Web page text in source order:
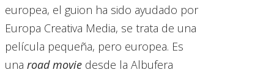
europea, el guion ha sido ayudado por
Europa Creativa Media, se trata de una
película pequeña, pero europea. Es
una road movie desde la Albufera